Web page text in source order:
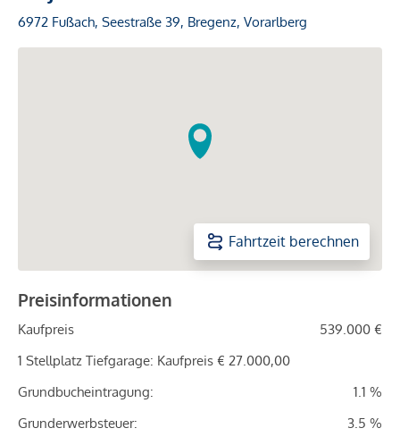
6972 Fußach, Seestraße 39, Bregenz, Vorarlberg
Fahrtzeit berechnen
Preisinformationen
Kaufpreis
539.000 €
1 Stellplatz Tiefgarage: Kaufpreis € 27.000,00
Grundbucheintragung:
1.1 %
Grunderwerbsteuer:
3.5 %